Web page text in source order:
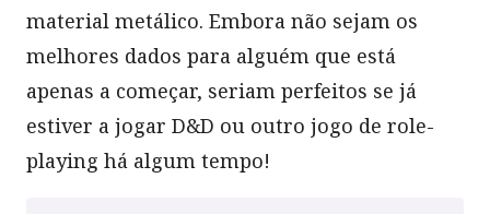
material metálico. Embora não sejam os
melhores dados para alguém que está
apenas a começar, seriam perfeitos se já
estiver a jogar D&D ou outro jogo de role-
playing há algum tempo!